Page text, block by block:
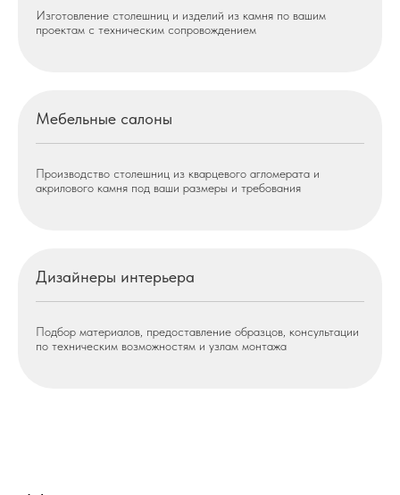
Изготовление столешниц и изделий из камня по вашим
проектам с техническим сопровождением
Мебельные салоны
Производство столешниц из кварцевого агломерата и
акрилового камня под ваши размеры и требования
Дизайнеры интерьера
Подбор материалов, предоставление образцов, консультации
по техническим возможностям и узлам монтажа